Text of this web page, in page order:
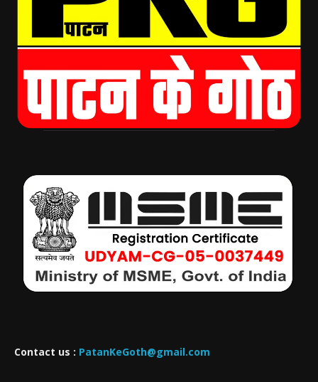
Contact us : PatanKeGoth@gmail.com